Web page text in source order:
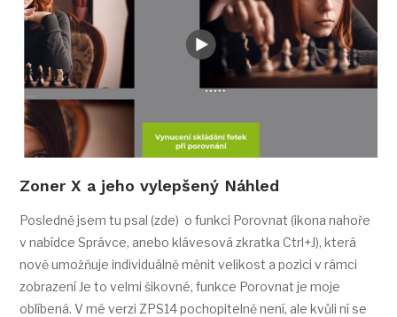
Zoner X a jeho vylepšený Náhled
Posledně jsem tu psal (zde) o funkci Porovnat (ikona nahoře
v nabídce Správce, anebo klávesová zkratka Ctrl+J), která
nově umožňuje individuálně měnit velikost a pozici v rámci
zobrazení Je to velmi šikovné, funkce Porovnat je moje
oblíbená. V mé verzi ZPS14 pochopitelně není, ale kvůli ní se